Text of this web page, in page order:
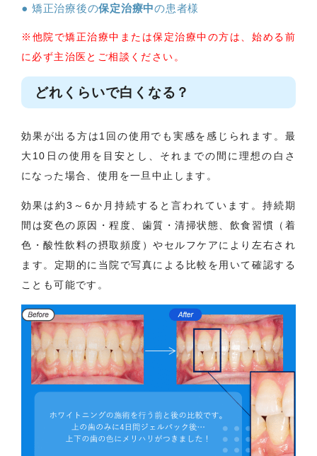
矯正治療後の保定治療中の患者様
※他院で矯正治療中または保定治療中の方は、始める前
に必ず主治医とご相談ください。
どれくらいで白くなる？
効果が出る方は1回の使用でも実感を感じられます。最
大10日の使用を目安とし、それまでの間に理想の白さ
になった場合、使用を一旦中止します。
効果は約3～6か月持続すると言われています。持続期
間は変色の原因・程度、歯質・清掃状態、飲食習慣（着
色・酸性飲料の摂取頻度）やセルフケアにより左右され
ます。定期的に当院で写真による比較を用いて確認する
ことも可能です。